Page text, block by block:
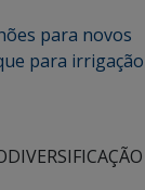
para novos
para irrigação
DIVERSIFICAÇÃO